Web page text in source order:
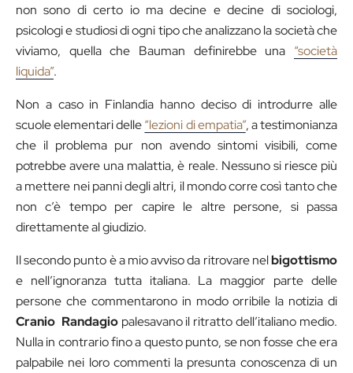
non sono di certo io ma decine e decine di sociologi,
psicologi e studiosi di ogni tipo che analizzano la società che
viviamo, quella che Bauman definirebbe una “società
liquida”.
Non a caso in Finlandia hanno deciso di introdurre alle
scuole elementari delle“lezioni di empatia”, a testimonianza
che il problema pur non avendo sintomi visibili, come
potrebbe avere una malattia, è reale. Nessuno si riesce più
a mettere nei panni degli altri, il mondo corre così tanto che
non c’è tempo per capire le altre persone, si passa
direttamente al giudizio.
Il secondo punto è a mio avviso da ritrovare nelbigottismo
e nell’ignoranza tutta italiana. La maggior parte delle
persone che commentarono in modo orribile la notizia di
Cranio Randagiopalesavano il ritratto dell’italiano medio.
Nulla in contrario fino a questo punto, se non fosse che era
palpabile nei loro commenti la presunta conoscenza di un